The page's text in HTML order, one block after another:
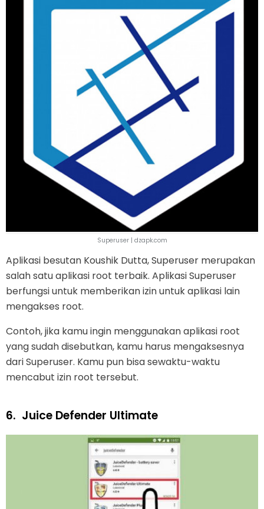
Superuser | dzapk.com
Aplikasi besutan Koushik Dutta, Superuser merupakan
salah satu aplikasi root terbaik. Aplikasi Superuser
berfungsi untuk memberikan izin untuk aplikasi lain
mengakses root.
Contoh, jika kamu ingin menggunakan aplikasi root
yang sudah disebutkan, kamu harus mengaksesnya
dari Superuser. Kamu pun bisa sewaktu-waktu
mencabut izin root tersebut.
6. Juice Defender Ultimate